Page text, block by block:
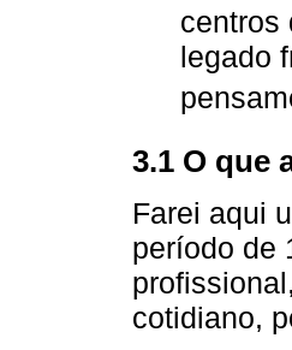
centros
legado
3.1 O que
Farei aqui
período de
cotidiano,